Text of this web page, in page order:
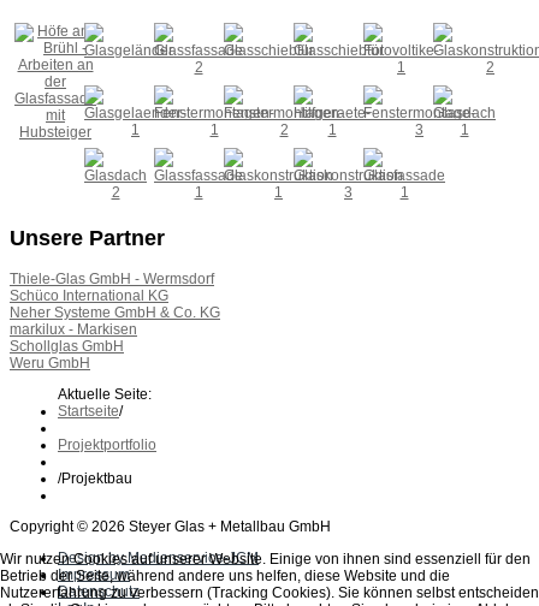
Unsere Partner
Thiele-Glas GmbH - Wermsdorf
Schüco International KG
Neher Systeme GmbH & Co. KG
markilux - Markisen
Schollglas GmbH
Weru GmbH
Aktuelle Seite:
Startseite/
Projektportfolio
/Projektbau
Copyright © 2026 Steyer Glas + Metallbau GmbH
Design by Medienservice-JCM
Impressum
Datenschutz
Wir nutzen Cookies auf unserer Website. Einige von ihnen sind essenziell für den
Betrieb der Seite, während andere uns helfen, diese Website und die
Nutzererfahrung zu verbessern (Tracking Cookies). Sie können selbst